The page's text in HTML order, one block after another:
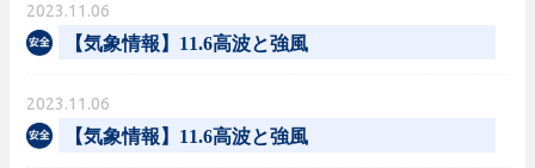
2023.11.06
【気象情報】11.6高波と強風
2023.11.06
【気象情報】11.6高波と強風